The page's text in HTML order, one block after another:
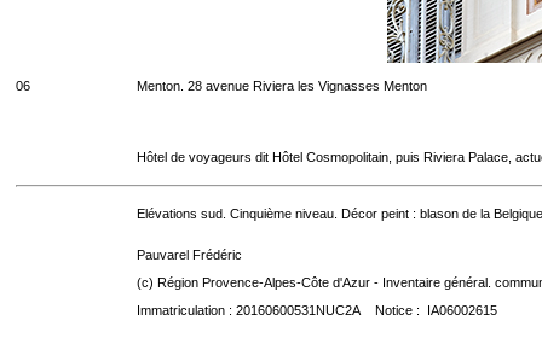
06 Menton. 28 avenue Riviera les Vignasses Menton
Hôtel de voyageurs dit Hôtel Cosmopolitain, puis Riviera Palace,
Elévations sud. Cinquième niveau. Décor peint : blason de la
Pauvarel Frédéric
(c) Région Provence-Alpes-Côte d'Azur - Inventaire général.
Immatriculation : 20160600531NUC2A Notice : IA06002615